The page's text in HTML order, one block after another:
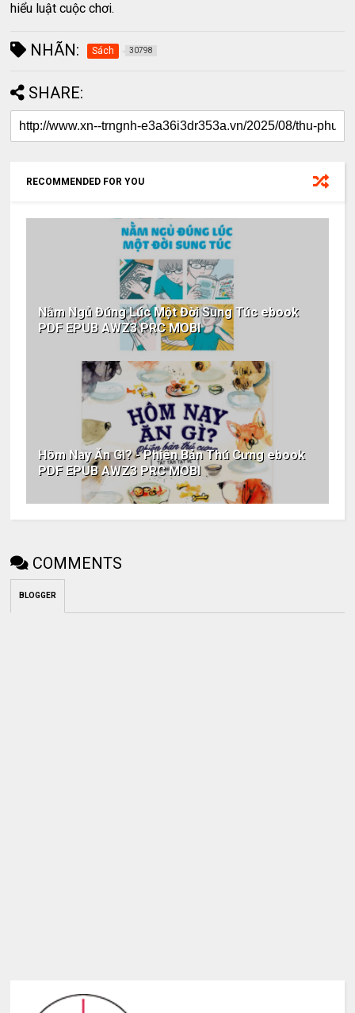
hiểu luật cuộc chơi.
NHÃN: Sách 30798
SHARE:
RECOMMENDED FOR YOU
Nằm Ngủ Đúng Lúc Một Đời Sung Túc ebook
PDF EPUB AWZ3 PRC MOBI
Hôm Nay Ăn Gì? - Phiên Bản Thú Cưng ebook
PDF EPUB AWZ3 PRC MOBI
COMMENTS
BLOGGER